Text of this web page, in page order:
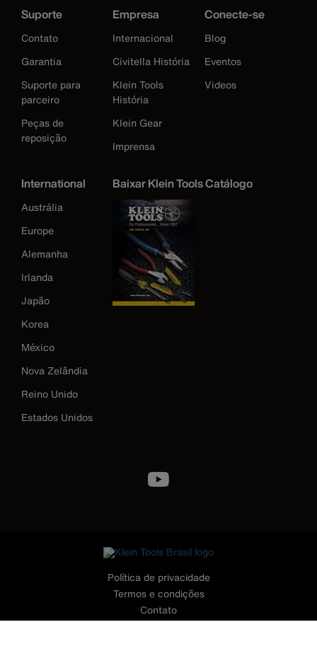
Suporte
Contato
Garantia
Suporte para
parceiro
Peças de
reposição
Empresa
Internacional
Civitella História
Klein Tools
História
Klein Gear
Imprensa
Conecte-se
Blog
Eventos
Videos
International
Austrália
Europe
Alemanha
Irlanda
Japão
Korea
México
Nova Zelândia
Reino Unido
Estados Unidos
Baixar Klein Tools Catálogo
Política de privacidade
Termos e condições
Contato